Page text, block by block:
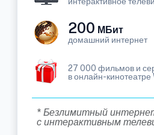
200 МБит
домашний интернет
27 000 фильмов и
в онлайн-кинотеатре
* Безлимитный
с интерактивным